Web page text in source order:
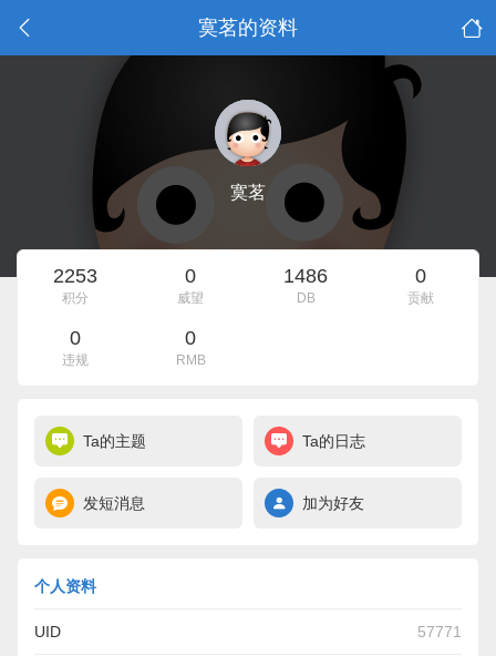
寞茗的资料
寞茗
2253
积分
0
威望
1486
DB
0
贡献
0
违规
0
RMB
Ta的主题 Ta的日志
发短消息 加为好友
个人资料
UID 57771